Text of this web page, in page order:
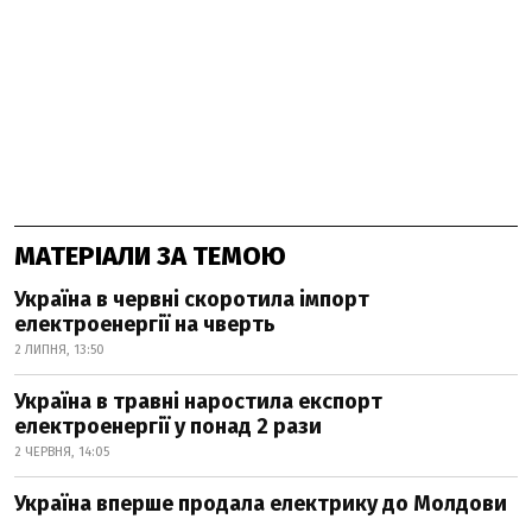
МАТЕРІАЛИ ЗА ТЕМОЮ
Україна в червні скоротила імпорт
електроенергії на чверть
2 ЛИПНЯ, 13:50
Україна в травні наростила експорт
електроенергії у понад 2 рази
2 ЧЕРВНЯ, 14:05
Україна вперше продала електрику до Молдови